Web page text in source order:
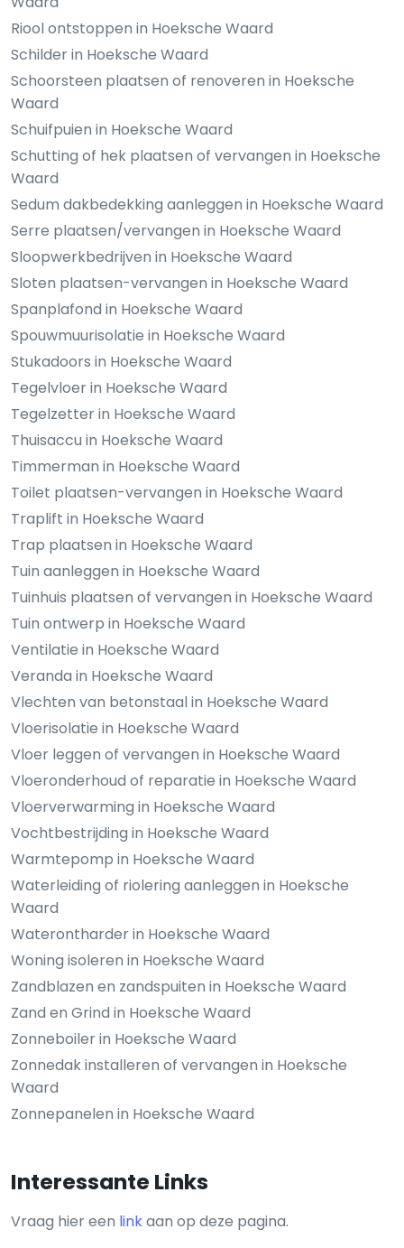
Riool ontstoppen in Hoeksche Waard
Schilder in Hoeksche Waard
Schoorsteen plaatsen of renoveren in Hoeksche
Waard
Schuifpuien in Hoeksche Waard
Schutting of hek plaatsen of vervangen in Hoeksche
Waard
Sedum dakbedekking aanleggen in Hoeksche Waard
Serre plaatsen/vervangen in Hoeksche Waard
Sloopwerkbedrijven in Hoeksche Waard
Sloten plaatsen-vervangen in Hoeksche Waard
Spanplafond in Hoeksche Waard
Spouwmuurisolatie in Hoeksche Waard
Stukadoors in Hoeksche Waard
Tegelvloer in Hoeksche Waard
Tegelzetter in Hoeksche Waard
Thuisaccu in Hoeksche Waard
Timmerman in Hoeksche Waard
Toilet plaatsen-vervangen in Hoeksche Waard
Traplift in Hoeksche Waard
Trap plaatsen in Hoeksche Waard
Tuin aanleggen in Hoeksche Waard
Tuinhuis plaatsen of vervangen in Hoeksche Waard
Tuin ontwerp in Hoeksche Waard
Ventilatie in Hoeksche Waard
Veranda in Hoeksche Waard
Vlechten van betonstaal in Hoeksche Waard
Vloerisolatie in Hoeksche Waard
Vloer leggen of vervangen in Hoeksche Waard
Vloeronderhoud of reparatie in Hoeksche Waard
Vloerverwarming in Hoeksche Waard
Vochtbestrijding in Hoeksche Waard
Warmtepomp in Hoeksche Waard
Waterleiding of riolering aanleggen in Hoeksche
Waard
Waterontharder in Hoeksche Waard
Woning isoleren in Hoeksche Waard
Zandblazen en zandspuiten in Hoeksche Waard
Zand en Grind in Hoeksche Waard
Zonneboiler in Hoeksche Waard
Zonnedak installeren of vervangen in Hoeksche
Waard
Zonnepanelen in Hoeksche Waard
Interessante Links
Vraag hier een linkaan op deze pagina.